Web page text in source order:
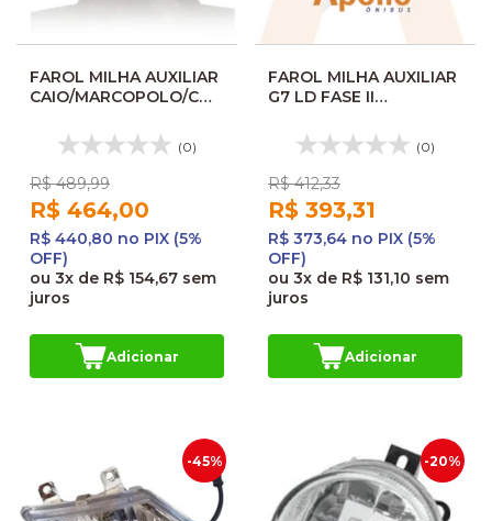
FAROL MILHA AUXILIAR
CAIO/MARCOPOLO/COMIL
(0)
R$ 489,99
R$ 464,00
R$ 440,80 no PIX (5%
OFF)
ou 3x de R$ 154,67 sem
juros
Adicionar
FAROL MILHA AUXILIAR
G7 LD FASE II
OSV1994861P
OSV1013101
(0)
R$ 412,33
R$ 393,31
R$ 373,64 no PIX (5%
OFF)
ou 3x de R$ 131,10 sem
juros
Adicionar
-45% -20%